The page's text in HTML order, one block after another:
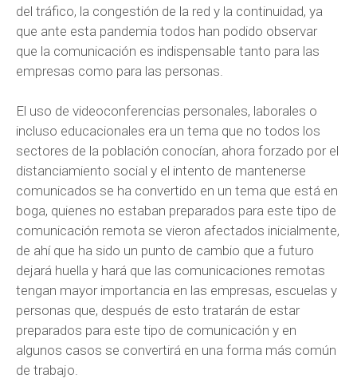
del tráfico, la congestión de la red y la continuidad, ya
que ante esta pandemia todos han podido observar
que la comunicación es indispensable tanto para las
empresas como para las personas.
El uso de videoconferencias personales, laborales o
incluso educacionales era un tema que no todos los
sectores de la población conocían, ahora forzado por el
distanciamiento social y el intento de mantenerse
comunicados se ha convertido en un tema que está en
boga, quienes no estaban preparados para este tipo de
comunicación remota se vieron afectados inicialmente,
de ahí que ha sido un punto de cambio que a futuro
dejará huella y hará que las comunicaciones remotas
tengan mayor importancia en las empresas, escuelas y
personas que, después de esto tratarán de estar
preparados para este tipo de comunicación y en
algunos casos se convertirá en una forma más común
de trabajo.